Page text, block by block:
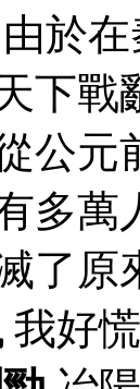
於
下戰
公
多
了原
我好